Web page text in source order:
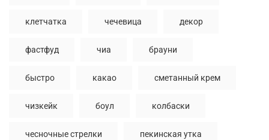
клетчатка чечевица декор
фастфуд чиа брауни
быстро какао сметанный крем
чизкейк боул колбаски
чесночные стрелки пекинская утка